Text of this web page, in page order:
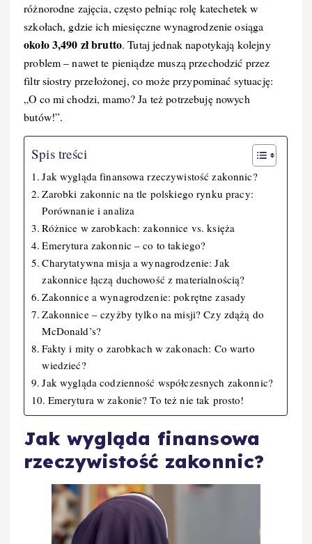
różnorodne zajęcia, często pełniąc rolę katechetek w
szkołach, gdzie ich miesięczne wynagrodzenie osiąga
około 3,490 zł brutto. Tutaj jednak napotykają kolejny
problem – nawet te pieniądze muszą przechodzić przez
filtr siostry przełożonej, co może przypominać sytuację:
„O co mi chodzi, mamo? Ja też potrzebuję nowych
butów!”.
Spis treści
Jak wygląda finansowa rzeczywistość zakonnic?
Zarobki zakonnic na tle polskiego rynku pracy:
Porównanie i analiza
Różnice w zarobkach: zakonnice vs. księża
Emerytura zakonnic – co to takiego?
Charytatywna misja a wynagrodzenie: Jak
zakonnice łączą duchowość z materialnością?
Zakonnice a wynagrodzenie: pokrętne zasady
Zakonnice – czyżby tylko na misji? Czy zdążą do
McDonald’s?
Fakty i mity o zarobkach w zakonach: Co warto
wiedzieć?
Jak wygląda codzienność współczesnych zakonnic?
Emerytura w zakonie? To też nie tak prosto!
Jak wygląda finansowa
rzeczywistość zakonnic?